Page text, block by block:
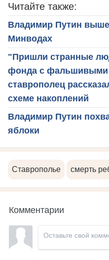
Читайте также:
Владимир Путин
Минводах
"Пришли странные
фонда с фальшивыми
ставрополец
схеме накоплений
Владимир Путин
яблоки
Ставрополье смерть
Комментарии